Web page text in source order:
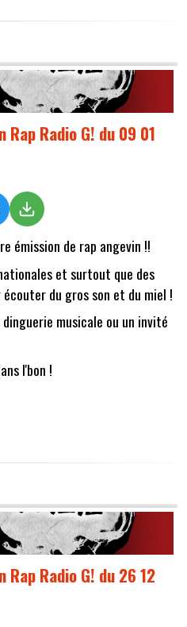
Radio G! du 09 01
émission de rap angevin !!
et surtout que des
écouter du gros son et du miel !
musicale ou un invité
l'bon !
Radio G! du 26 12